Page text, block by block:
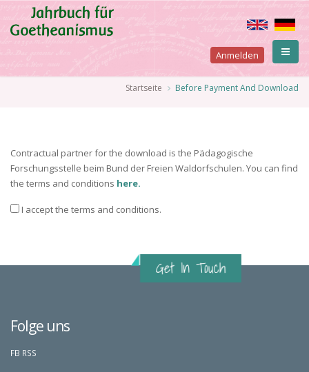
zum
Inhalt
User
account
Anmelden
PfadnavigationStartseite Before Payment And Download
Contractual partner for the download is the Pädagogische
Forschungsstelle beim Bund der Freien Waldorfschulen. You can find
the terms and conditions here.
I accept the terms and conditions.
Folge uns
FB RSS